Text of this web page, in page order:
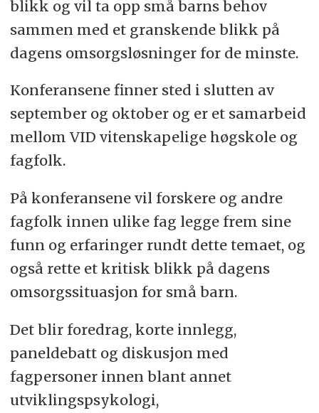
blikk og vil ta opp små barns behov
sammen med et granskende blikk på
dagens omsorgsløsninger for de minste.
Konferansene finner sted i slutten av
september og oktober og er et samarbeid
mellom VID vitenskapelige høgskole og
fagfolk.
På konferansene vil forskere og andre
fagfolk innen ulike fag legge frem sine
funn og erfaringer rundt dette temaet, og
også rette et kritisk blikk på dagens
omsorgssituasjon for små barn.
Det blir foredrag, korte innlegg,
paneldebatt og diskusjon med
fagpersoner innen blant annet
utviklingspsykologi,